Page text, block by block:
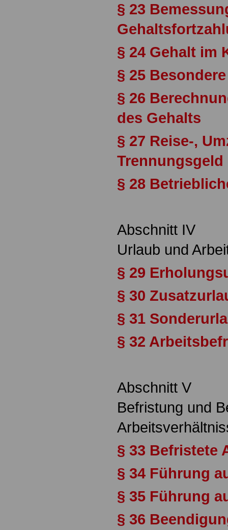
§ 23
§ 24 Gehalt im
§ 25
§ 26
des Gehalts
§ 27 Reise-,
Trennungsgeld
§ 28
Abschnitt IV
Urlaub und
§ 29
§ 30
§ 31
§ 32
Abschnitt V
Befristung und
§ 33 Befristete
§ 34 Führung
§ 35 Führung
§ 36